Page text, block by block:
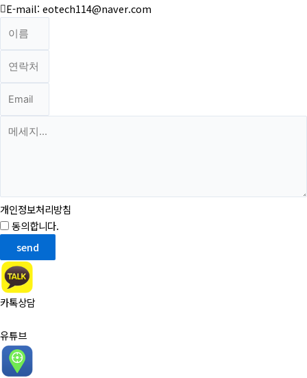
E-mail: eotech114@naver.com
개인정보처리방침
동의합니다.
send
카톡상담
유튜브